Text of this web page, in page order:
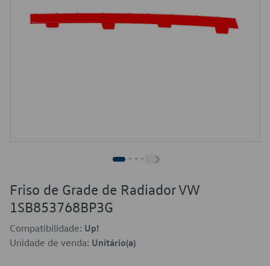
Friso de Grade de Radiador VW
1SB853768BP3G
Compatibilidade: Up!
Unidade de venda: Unitário(a)